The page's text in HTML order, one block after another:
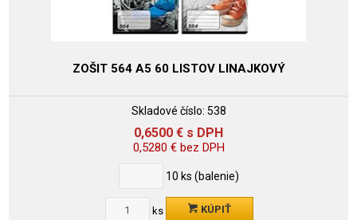
ZOŠIT 564 A5 60 LISTOV LINAJKOVÝ
Skladové číslo: 538
0,6500 € s DPH
0,5280 €bez DPH
10 ks (balenie)
ks KÚPIŤ